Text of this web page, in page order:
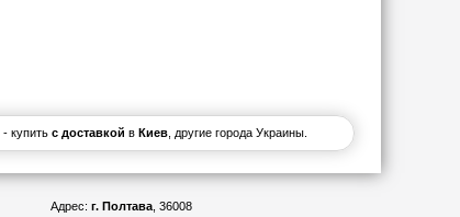
- купить с доставкой в Киев, другие города Украины.
Адрес: г. Полтава , 36008